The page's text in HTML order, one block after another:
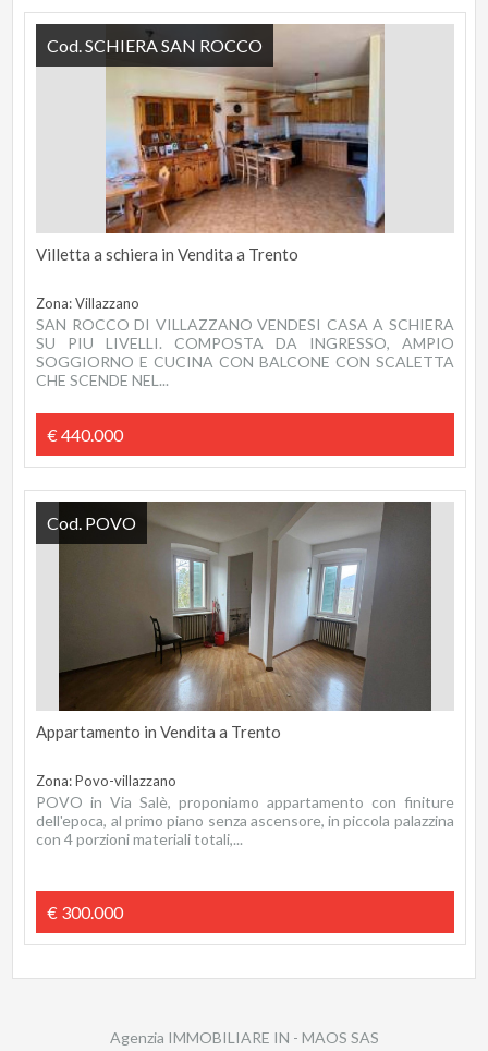
Villetta a schiera in Vendita a Trento
Zona: Villazzano
SAN ROCCO DI VILLAZZANO VENDESI CASA A SCHIERA
SU PIU LIVELLI. COMPOSTA DA INGRESSO, AMPIO
SOGGIORNO E CUCINA CON BALCONE CON SCALETTA
CHE SCENDE NEL...
€ 440.000
Cod. SCHIERA SAN ROCCO
Appartamento in Vendita a Trento
Zona: Povo-villazzano
POVO in Via Salè, proponiamo appartamento con finiture
dell'epoca, al primo piano senza ascensore, in piccola palazzina
con 4 porzioni materiali totali,...
€ 300.000
Cod. POVO
Agenzia IMMOBILIARE IN - MAOS SAS